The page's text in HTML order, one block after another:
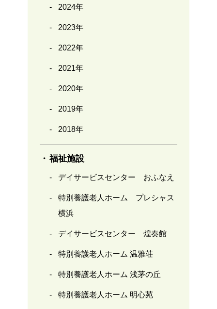
2024年
2023年
2022年
2021年
2020年
2019年
2018年
福祉施設
デイサービスセンター おふなえ
特別養護老人ホーム プレシャス
横浜
デイサービスセンター 煌奏館
特別養護老人ホーム 温雅荘
特別養護老人ホーム 浅茅の丘
特別養護老人ホーム 明心苑